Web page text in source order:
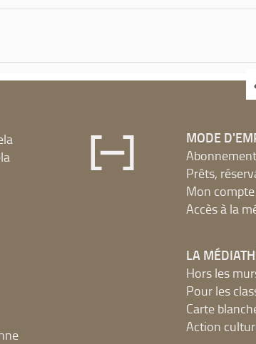
MODE
Prêts,
Mon
Accès à la
LA
Hors les
Pour les
Carte
Action